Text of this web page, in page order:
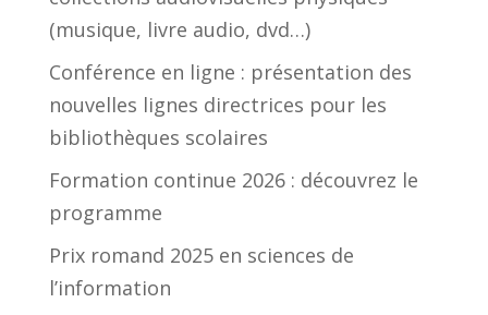
(musique, livre audio, dvd…)
Conférence en ligne : présentation des
nouvelles lignes directrices pour les
bibliothèques scolaires
Formation continue 2026 : découvrez le
programme
Prix romand 2025 en sciences de
l’information